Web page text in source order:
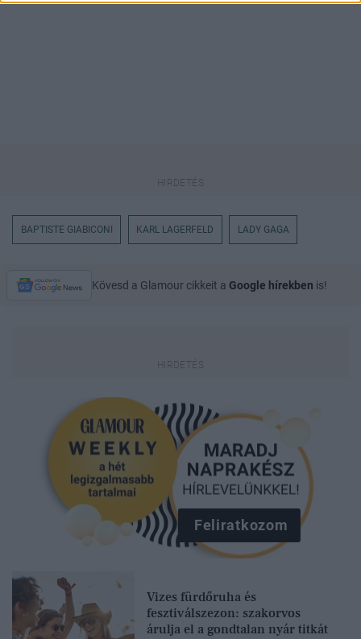
BAPTISTE GIABICONI KARL LAGERFELD LADY GAGA
Kövesd a Glamour cikkeit a Google hírekben is!
Feliratkozom
Vizes fürdőruha és
fesztiválszezon: szakorvos
árulja el a gondtalan nyár titkát